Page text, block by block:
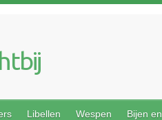
Libellen Wespen Bijen